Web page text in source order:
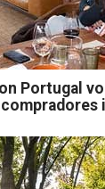
Portugal